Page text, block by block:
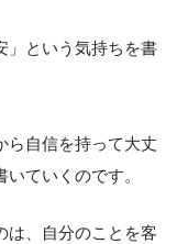
」という気持ちを書
ら自信を持って大丈
いていくのです。
は、自分のことを客